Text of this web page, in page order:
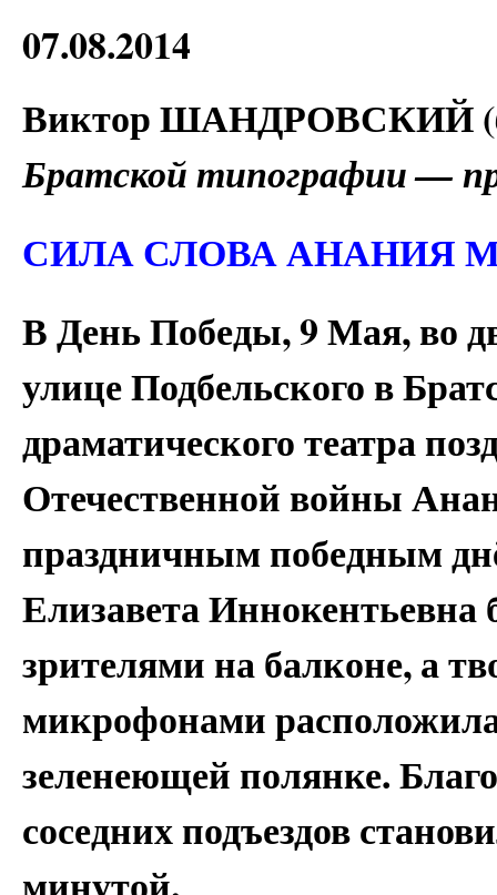
07.08.2014
Виктор ШАНДРОВСКИЙ (
Братской типографии —
СИЛА СЛОВА АНАНИЯ
В День Победы, 9 Мая, во
улице Подбельского в
драматического театра
Отечественной войны
праздничным победным
Елизавета
зрителями на балконе, а
микрофонами
зеленеющей полянке.
соседних подъездов